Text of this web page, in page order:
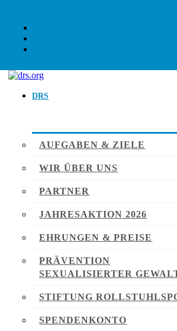
DRS
AUFGABEN & ZIELE
WIR ÜBER UNS
PARTNER
JAHRESAKTION 2026
EHRUNGEN & PREISE
PRÄVENTION
SEXUALISIERTER
STIFTUNG
SPENDENKONTO